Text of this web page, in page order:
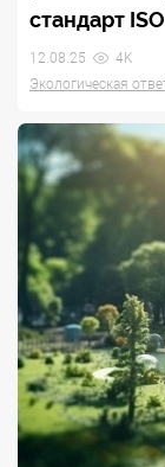
стандарт
12.08.25
4K
Экологическая